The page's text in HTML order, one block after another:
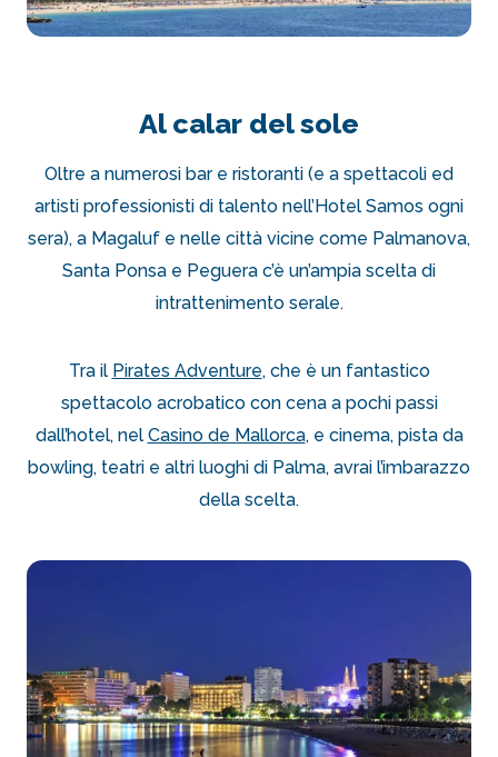
Al calar del sole
Oltre a numerosi bar e ristoranti (e a spettacoli ed
artisti professionisti di talento nell’Hotel Samos ogni
sera), a Magaluf e nelle città vicine come Palmanova,
Santa Ponsa e Peguera c’è un’ampia scelta di
intrattenimento serale.
Tra il Pirates Adventure, che è un fantastico
spettacolo acrobatico con cena a pochi passi
dall’hotel, nel Casino de Mallorca, e cinema, pista da
bowling, teatri e altri luoghi di Palma, avrai l’imbarazzo
della scelta.